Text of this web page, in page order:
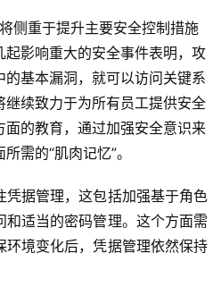
侧重于提升主要安全控制措施
影响重大的安全事件表明，攻
基本漏洞，就可以访问关键系
续致力于为所有员工提供安全
的教育，通过加强安全意识来
需的“肌肉记忆”。
凭据管理，这包括加强基于角色
和适当的密码管理。这个方面需
环境变化后，凭据管理依然保持